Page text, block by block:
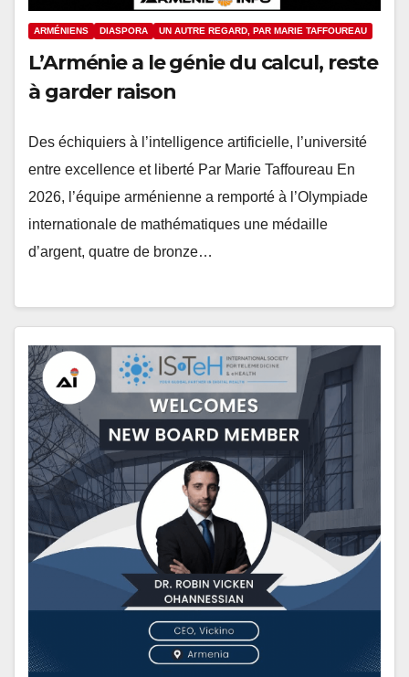
ARMÉNIENS DIASPORA UN AUTRE REGARD, PAR MARIE TAFFOUREAU
L’Arménie a le génie du calcul, reste
à garder raison
Des échiquiers à l’intelligence artificielle, l’université
entre excellence et liberté Par Marie Taffoureau En
2026, l’équipe arménienne a remporté à l’Olympiade
internationale de mathématiques une médaille
d’argent, quatre de bronze…